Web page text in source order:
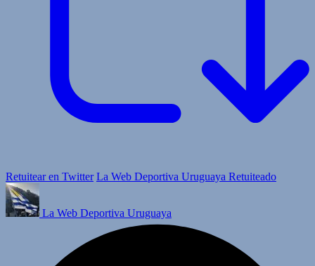
Retuitear en Twitter La Web Deportiva Uruguaya Retuiteado
La Web Deportiva Uruguaya